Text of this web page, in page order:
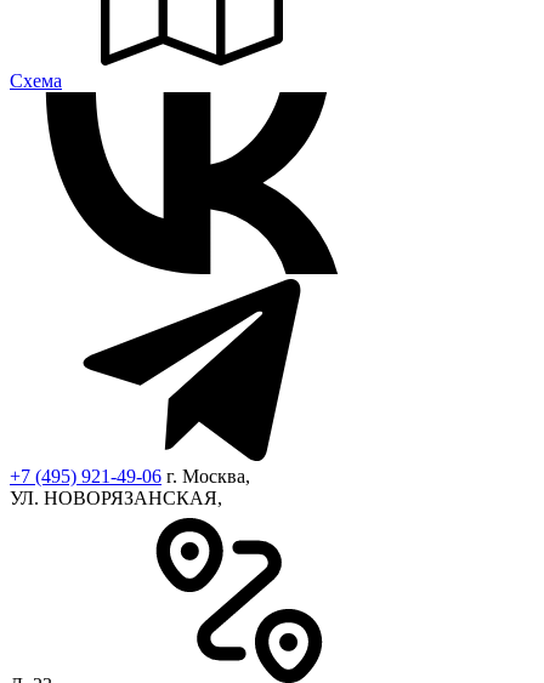
Cхема
+7 (495) 921-49-06 г. Москва,
УЛ. НОВОРЯЗАНСКАЯ,